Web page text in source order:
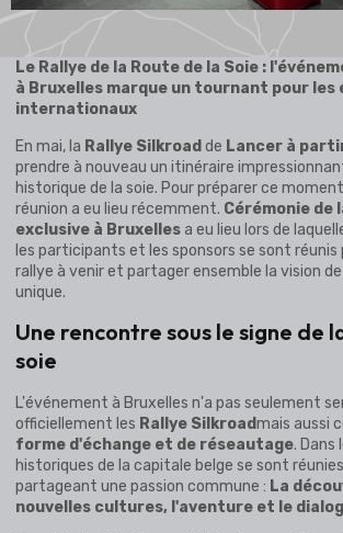
Le Rallye de la Route de la Soie :
à Bruxelles marque un tournant pour les
internationaux
En mai, la Rallye Silkroad de Lancer à
prendre à nouveau un itinéraire
historique de la soie. Pour préparer ce
réunion a eu lieu récemment. Cérémonie de
exclusive à Bruxelles a eu lieu lors de
les participants et les sponsors se sont réunis
rallye à venir et partager ensemble la vision
unique.
Une rencontre sous le signe de
soie
L'événement à Bruxelles n'a pas seulement
officiellement les Rallye Silkroadmais aussi
forme d'échange et de réseautage. Dans
historiques de la capitale belge se sont
partageant une passion commune : La
nouvelles cultures, l'aventure et le